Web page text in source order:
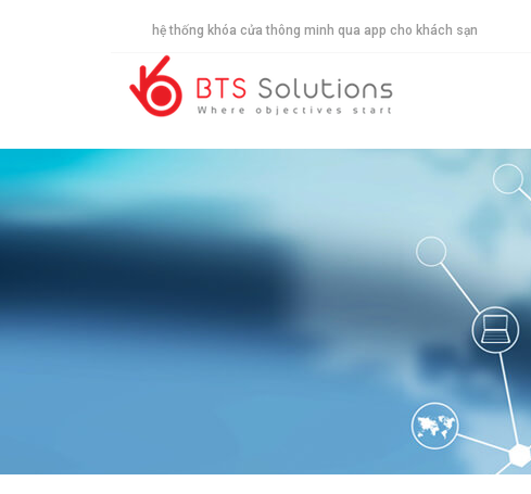
hệ thống khóa cửa thông minh qua app cho khách sạn